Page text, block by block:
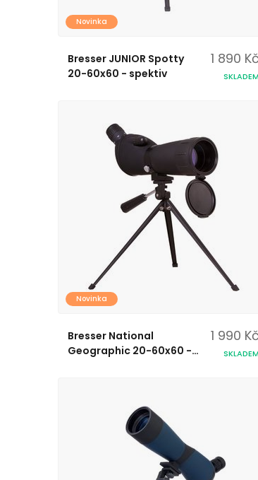
Novinka
Bresser JUNIOR Spotty
20-60x60 - spektiv
1 890 Kč
SKLADEM
Novinka
Bresser National
Geographic 20-60x60 -
1 990 Kč
SKLADEM